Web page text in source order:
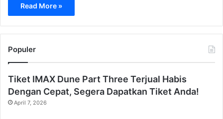
Read More »
Populer
Tiket IMAX Dune Part Three Terjual Habis
Dengan Cepat, Segera Dapatkan Tiket Anda!
April 7, 2026